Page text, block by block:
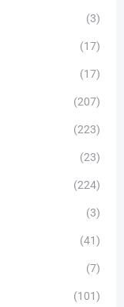
(3)
(17)
(17)
(207)
(223)
(23)
(224)
(3)
(41)
(7)
(101)